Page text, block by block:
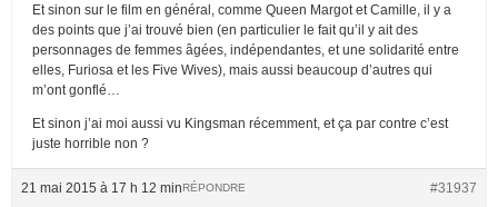
Et sinon sur le film en général, comme Queen Margot et Camille, il y a
des points que j’ai trouvé bien (en particulier le fait qu’il y ait des
personnages de femmes âgées, indépendantes, et une solidarité entre
elles, Furiosa et les Five Wives), mais aussi beaucoup d’autres qui
m’ont gonflé…
Et sinon j’ai moi aussi vu Kingsman récemment, et ça par contre c’est
juste horrible non ?
21 mai 2015 à 17 h 12 min #31937
RÉPONDRE